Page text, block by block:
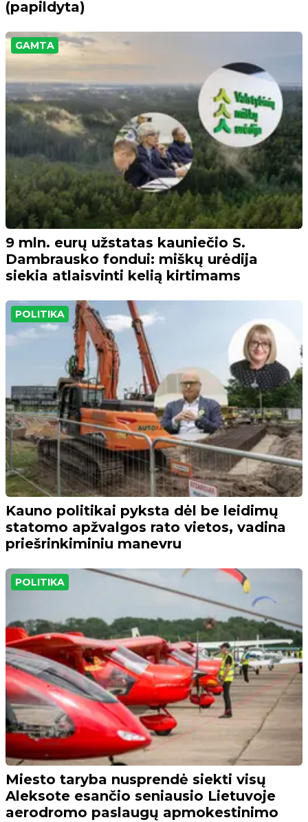
(papildyta)
GAMTA
9 mln. eurų užstatas kauniečio S.
Dambrausko fondui: miškų urėdija
siekia atlaisvinti kelią kirtimams
POLITIKA
Kauno politikai pyksta dėl be leidimų
statomo apžvalgos rato vietos, vadina
priešrinkiminiu manevru
POLITIKA
Miesto taryba nusprendė siekti visų
Aleksote esančio seniausio Lietuvoje
aerodromo paslaugų apmokestinimo